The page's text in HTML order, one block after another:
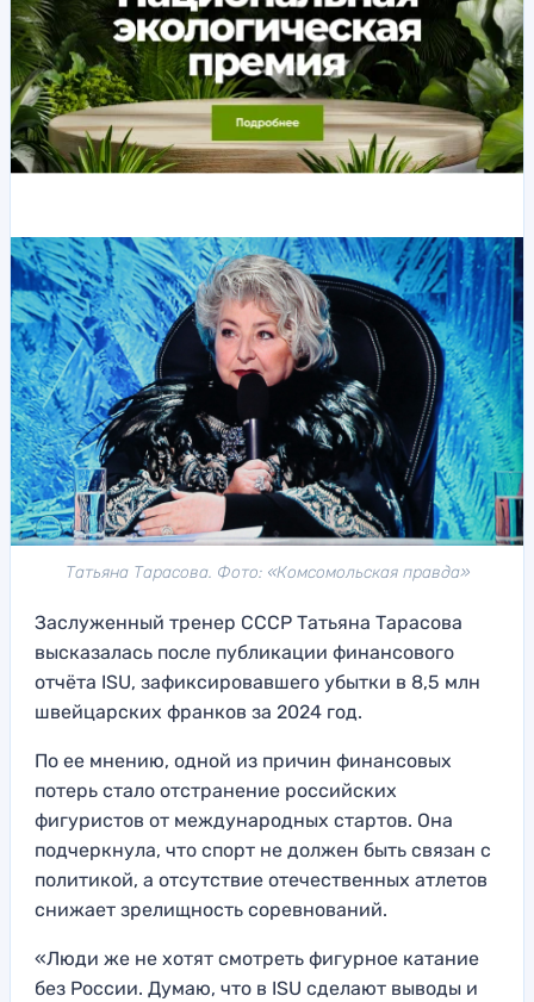
Татьяна Тарасова. Фото: «Комсомольская правда»
Заслуженный тренер СССР Татьяна Тарасова
высказалась после публикации финансового
отчёта ISU, зафиксировавшего убытки в 8,5 млн
швейцарских франков за 2024 год.
По ее мнению, одной из причин финансовых
потерь стало отстранение российских
фигуристов от международных стартов. Она
подчеркнула, что спорт не должен быть связан с
политикой, а отсутствие отечественных атлетов
снижает зрелищность соревнований.
«Люди же не хотят смотреть фигурное катание
без России. Думаю, что в ISU сделают выводы и